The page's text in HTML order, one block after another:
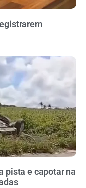
pista e capotar na